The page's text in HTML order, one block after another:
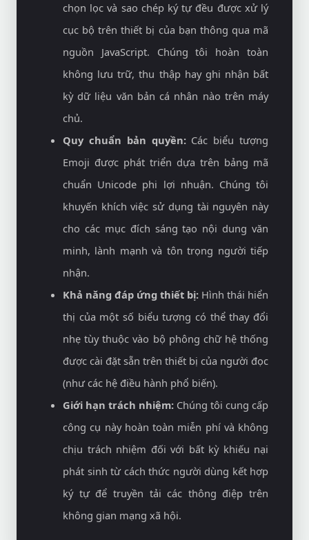
chọn lọc và sao chép ký tự đều được xử lý
cục bộ trên thiết bị của bạn thông qua mã
nguồn JavaScript. Chúng tôi hoàn toàn
không lưu trữ, thu thập hay ghi nhận bất
kỳ dữ liệu văn bản cá nhân nào trên máy
chủ.
Quy chuẩn bản quyền:Các biểu tượng
Emoji được phát triển dựa trên bảng mã
chuẩn Unicode phi lợi nhuận. Chúng tôi
khuyến khích việc sử dụng tài nguyên này
cho các mục đích sáng tạo nội dung văn
minh, lành mạnh và tôn trọng người tiếp
nhận.
Khả năng đáp ứng thiết bị: Hình thái hiển
thị của một số biểu tượng có thể thay đổi
nhẹ tùy thuộc vào bộ phông chữ hệ thống
được cài đặt sẵn trên thiết bị của người đọc
(như các hệ điều hành phổ biến).
Giới hạn trách nhiệm: Chúng tôi cung cấp
công cụ này hoàn toàn miễn phí và không
chịu trách nhiệm đối với bất kỳ khiếu nại
phát sinh từ cách thức người dùng kết hợp
ký tự để truyền tải các thông điệp trên
không gian mạng xã hội.